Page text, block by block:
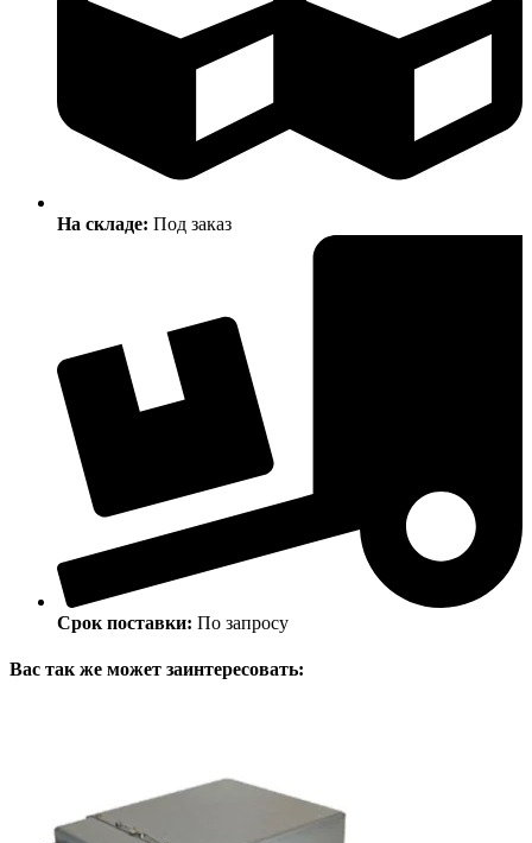
На складе: Под заказ
Срок поставки: По запросу
Вас так же может заинтересовать: